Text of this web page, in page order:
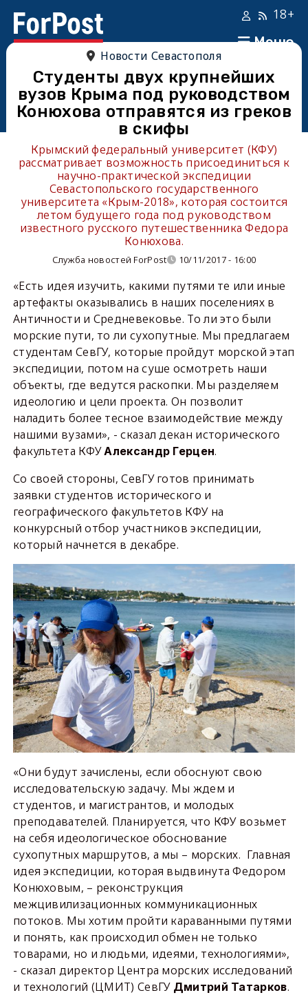
Меню
18+
Новости Севастополя
Студенты двух крупнейших
вузов Крыма под руководством
Конюхова отправятся из греков
в скифы
Крымский федеральный университет (КФУ)
рассматривает возможность присоединиться к
научно-практической экспедиции
Севастопольского государственного
университета «Крым-2018», которая состоится
летом будущего года под руководством
известного русского путешественника Федора
Конюхова.
Служба новостей ForPost 10/11/2017 - 16:00
«Есть идея изучить, какими путями те или иные
артефакты оказывались в наших поселениях в
Античности и Средневековье. То ли это были
морские пути, то ли сухопутные. Мы предлагаем
студентам СевГУ, которые пройдут морской этап
экспедиции, потом на суше осмотреть наши
объекты, где ведутся раскопки. Мы разделяем
идеологию и цели проекта. Он позволит
наладить более тесное взаимодействие между
нашими вузами», - сказал декан исторического
факультета КФУАлександр Герцен.
Со своей стороны, СевГУ готов принимать
заявки студентов исторического и
географического факультетов КФУ на
конкурсный отбор участников экспедиции,
который начнется в декабре.
«Они будут зачислены, если обоснуют свою
исследовательскую задачу. Мы ждем и
студентов, и магистрантов, и молодых
преподавателей. Планируется, что КФУ возьмет
на себя идеологическое обоснование
сухопутных маршрутов, а мы – морских. Главная
идея экспедиции, которая выдвинута Федором
Конюховым, – реконструкция
межцивилизационных коммуникационных
потоков. Мы хотим пройти караванными путями
и понять, как происходил обмен не только
товарами, но и людьми, идеями, технологиями»,
- сказал директор Центра морских исследований
и технологий (ЦМИТ) СевГУ Дмитрий Татарков.